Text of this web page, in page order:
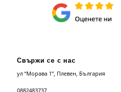
Свържи се с нас
ул “Морава 1”, Плевен, България
0882483737